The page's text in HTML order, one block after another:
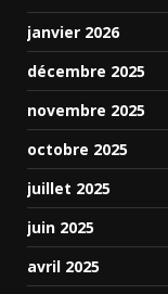
janvier 2026
décembre 2025
novembre 2025
octobre 2025
juillet 2025
juin 2025
avril 2025